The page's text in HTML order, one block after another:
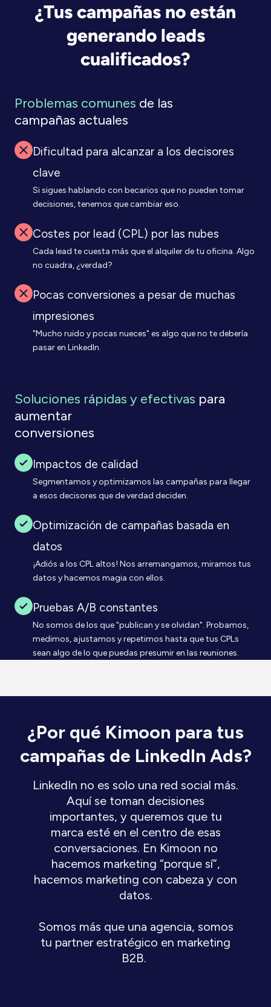
¿Tus campañas no están
generando leads
cualificados?
Problemas comunes de las
campañas actuales
Dificultad para alcanzar a los decisores
clave
Si sigues hablando con becarios que no pueden tomar
decisiones, tenemos que cambiar eso.
Costes por lead (CPL) por las nubes
Cada lead te cuesta más que el alquiler de tu oficina. Algo
no cuadra, ¿verdad?
Pocas conversiones a pesar de muchas
impresiones
"Mucho ruido y pocas nueces" es algo que no te debería
pasar en LinkedIn.
Soluciones rápidas y efectivas para
aumentar
conversiones
Impactos de calidad
Segmentamos y optimizamos las campañas para llegar
a esos decisores que de verdad deciden.
Optimización de campañas basada en
datos
¡Adiós a los CPL altos! Nos arremangamos, miramos tus
datos y hacemos magia con ellos.
Pruebas A/B constantes
No somos de los que "publican y se olvidan". Probamos,
medimos, ajustamos y repetimos hasta que tus CPLs
sean algo de lo que puedas presumir en las reuniones.
¿Por qué Kimoon para tus
campañas de LinkedIn Ads?
LinkedIn no es solo una red social más.
Aquí se toman decisiones
importantes, y queremos que tu
marca esté en el centro de esas
conversaciones. En Kimoon no
hacemos marketing “porque sí”,
hacemos marketing con cabeza y con
datos.
Somos más que una agencia, somos
tu partner estratégico en marketing
B2B.